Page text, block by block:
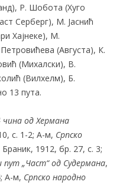
Р. Шобота (Хуго
Серберг), М. Јаснић
Хајнеке), М.
(Августа), К.
(Михалски), В.
(Вилхелм), Б.
13 пута.
чина од Хермана
с. 1-2; А-м, Српско
Браник, 1912, бр. 27, с. 3;
пут „Част“од Судермана,
А-м, Српско народно